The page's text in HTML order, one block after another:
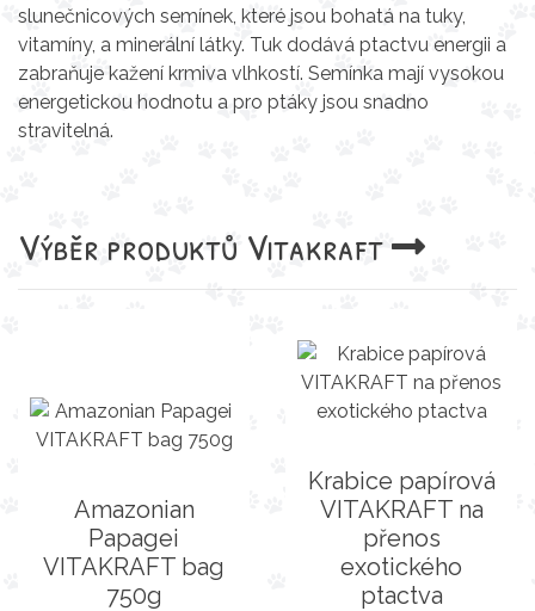
slunečnicových semínek, které jsou bohatá na tuky,
vitamíny, a minerální látky. Tuk dodává ptactvu energii a
zabraňuje kažení krmiva vlhkostí. Semínka mají vysokou
energetickou hodnotu a pro ptáky jsou snadno
stravitelná.
Výběr produktů Vitakraft
Amazonian
Papagei
VITAKRAFT bag
750g
Krabice papírová
VITAKRAFT na
přenos
exotického
ptactva